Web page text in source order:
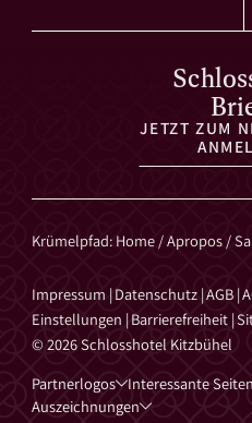
JETZT ZUM
Krümelpfad: Home/Apropos/
Impressum |Datenschutz |AGB |
Einstellungen |Barrierefreiheit |
© 2026 Schlosshotel Kitzbühel
Partnerlogos
Interessante
Auszeichnungen